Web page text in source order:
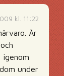
kl. 11:22
Är
igenom
under